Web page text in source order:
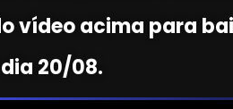
vídeo acima para
20/08.